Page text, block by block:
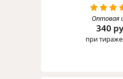
Оптовая
340
при